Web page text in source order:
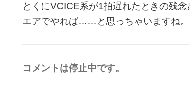
とくにVOICE系が1拍遅れたときの残
エアでやれば……と思っちゃいますね。
コメントは停止中です。